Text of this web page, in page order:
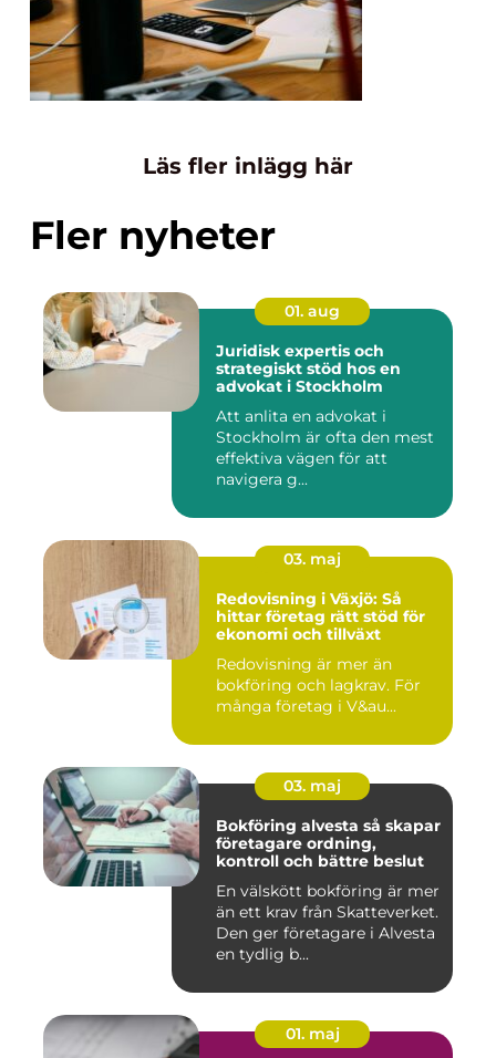
Läs fler inlägg här
Fler nyheter
01. aug
Juridisk expertis och
strategiskt stöd hos en
advokat i Stockholm
Att anlita en advokat i
Stockholm är ofta den mest
effektiva vägen för att
navigera g...
03. maj
Redovisning i Växjö: Så
hittar företag rätt stöd för
ekonomi och tillväxt
Redovisning är mer än
bokföring och lagkrav. För
många företag i V&au...
03. maj
Bokföring alvesta så skapar
företagare ordning,
kontroll och bättre beslut
En välskött bokföring är mer
än ett krav från Skatteverket.
Den ger företagare i Alvesta
en tydlig b...
01. maj